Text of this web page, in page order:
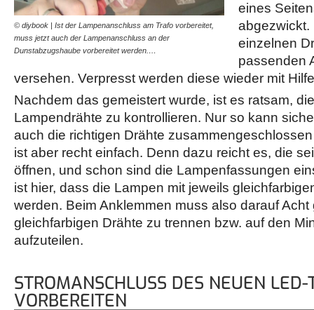
© diybook | Ist der Lampenanschluss am Trafo vorbereitet,
muss jetzt auch der Lampenanschluss an der
Dunstabzugshaube vorbereitet werden.…
© diybook | Die
mm abisoliert. Tipp: Hier
Finger als auch die…
eines
abgezwickt.
einzelnen
passenden
versehen. Verpresst werden diese wieder mit
Nachdem das gemeistert wurde, ist es ratsam,
Lampendrähte zu kontrollieren. Nur so kann
auch die richtigen Drähte
ist aber recht einfach. Denn dazu reicht es, die
öffnen, und schon sind die Lampenfassungen
ist hier, dass die Lampen mit jeweils
werden. Beim Anklemmen muss also darauf
gleichfarbigen Drähte zu trennen bzw. auf den
aufzuteilen.
STROMANSCHLUSS DES NEUEN LED-
VORBEREITEN